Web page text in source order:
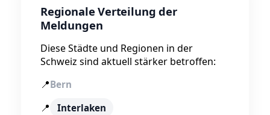
Regionale Verteilung der
Meldungen
Diese Städte und Regionen in der
Schweiz sind aktuell stärker betroffen:
📍Bern
📍 Interlaken